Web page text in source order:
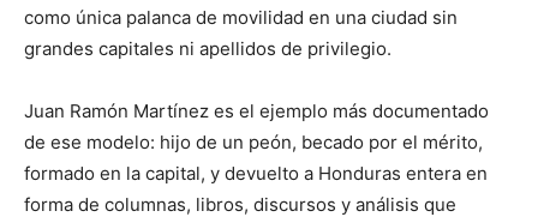
como única palanca de movilidad en una ciudad sin
grandes capitales ni apellidos de privilegio.
Juan Ramón Martínez es el ejemplo más documentado
de ese modelo: hijo de un peón, becado por el mérito,
formado en la capital, y devuelto a Honduras entera en
forma de columnas, libros, discursos y análisis que